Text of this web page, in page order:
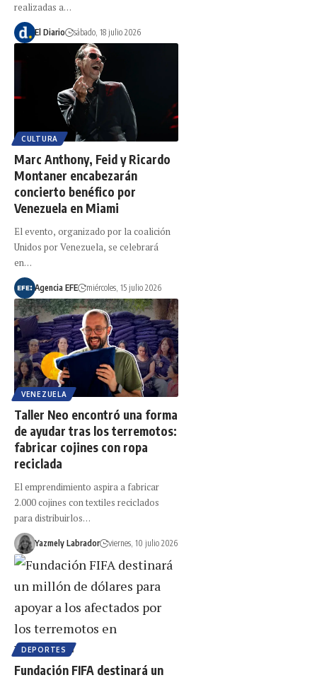
realizadas a…
El Diario sábado, 18 julio 2026
CULTURA
Marc Anthony, Feid y Ricardo
Montaner encabezarán
concierto benéfico por
Venezuela en Miami
El evento, organizado por la coalición
Unidos por Venezuela, se celebrará
en…
Agencia EFE miércoles, 15 julio 2026
VENEZUELA
Taller Neo encontró una forma
de ayudar tras los terremotos:
fabricar cojines con ropa
reciclada
El emprendimiento aspira a fabricar
2.000 cojines con textiles reciclados
para distribuirlos…
Yazmely Labrador viernes, 10 julio 2026
DEPORTES
Fundación FIFA destinará un